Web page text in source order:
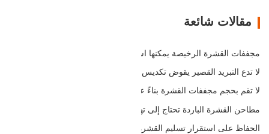
مقالات شائعة
مجففات القشرة الرخيصة يمكنها استنزاف هامش ربحك بهدوء
لا تدع التبريد القصير يقوض تكديس القشرة
لا تقم بحجم مجففات القشرة بناءً على السعة وحدها
مطاحن القشرة الباردة تحتاج إلى تهوية قبل المزيد من الحرارة